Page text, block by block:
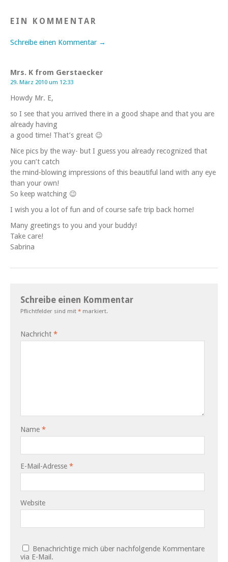
EIN KOMMENTAR
Schreibe einen Kommentar →
Mrs. K from Gerstaecker
29. März 2010 um 12:33
Howdy Mr. E,
so I see that you arrived there in a good shape and that you are
already having
a good time! That’s great 😉
Nice pics by the way- but I guess you already recognized that
you can’t catch
the mind-blowing impressions of this beautiful land with any eye
than your own!
So keep watching 😉
I wish you a lot of fun and of course safe trip back home!
Many greetings to you and your buddy!
Take care!
Sabrina
Schreibe einen Kommentar
Pflichtfelder sind mit * markiert.
Nachricht *
Name *
E-Mail-Adresse *
Website
Benachrichtige mich über nachfolgende Kommentare
via E-Mail.